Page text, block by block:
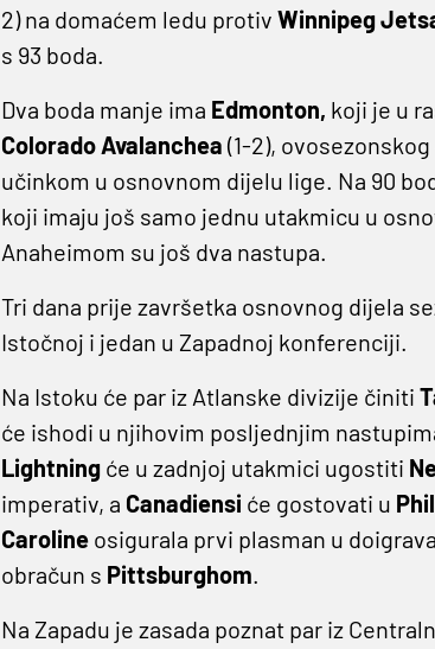
2) na domaćem ledu protiv Winnipeg
s 93 boda.
Dva boda manje ima Edmonton, koji je u
Colorado Avalanchea (1-2),
učinkom u osnovnom dijelu lige. Na 90
koji imaju još samo jednu utakmicu u
Anaheimom su još dva nastupa.
Tri dana prije završetka osnovnog dijela
Istočnoj i jedan u Zapadnoj konferenciji.
Na Istoku će par iz Atlanske divizije činiti
će ishodi u njihovim posljednjim
Lightning će u zadnjoj utakmici ugostiti
imperativ, a Canadiensi će gostovati u
Caroline osigurala prvi plasman u
obračun s Pittsburghom.
Na Zapadu je zasada poznat par iz